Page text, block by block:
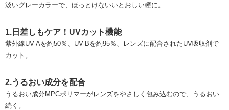
淡いグレーカラーで、ほっとけないいとおしい瞳に。
1.日差しもケア！UVカット機能
紫外線UV-Aを約50％、UV-Bを約95％、レンズに配合されたUV吸収剤で
カット。
2.うるおい成分を配合
うるおい成分MPCポリマーがレンズをやさしく包み込むので、うるおい
続く。